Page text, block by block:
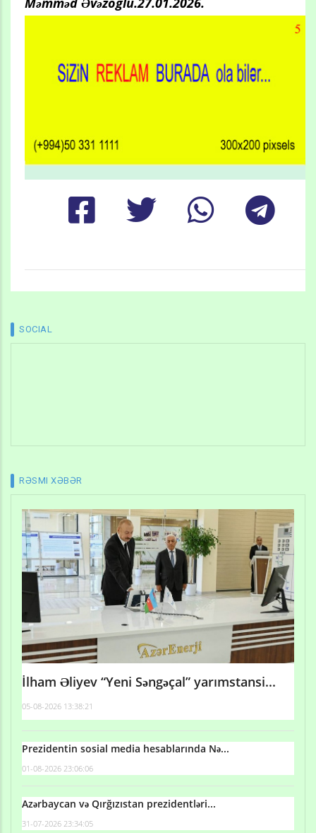
SOCIAL
RƏSMI XƏBƏR
İlham Əliyev “Yeni Səngəçal” yarımstansi...
05-08-2026 13:38:21
Prezidentin sosial media hesablarında Nə...
01-08-2026 23:06:06
Azərbaycan və Qırğızıstan prezidentləri...
31-07-2026 23:34:05